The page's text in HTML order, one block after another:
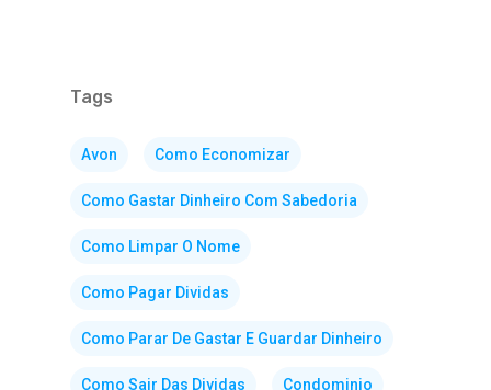
Tags
Avon Como Economizar
Como Gastar Dinheiro Com Sabedoria
Como Limpar O Nome
Como Pagar Dividas
Como Parar De Gastar E Guardar Dinheiro
Como Sair Das Dividas Condominio